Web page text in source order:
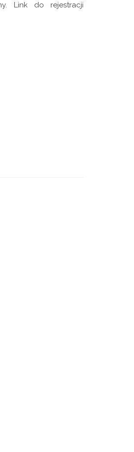
Link do rejestracji